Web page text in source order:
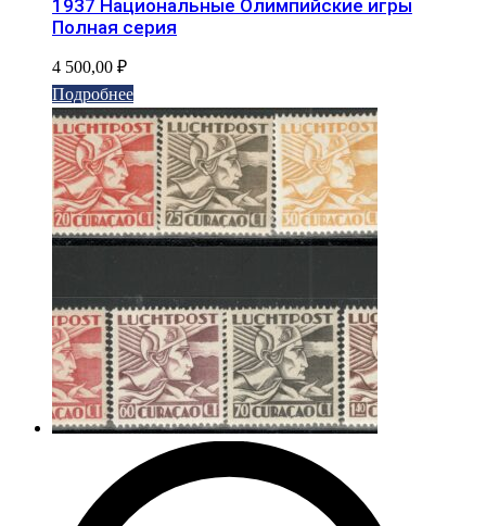
1937 Национальные Олимпийские игры
Полная серия
4 500,00 ₽
Подробнее